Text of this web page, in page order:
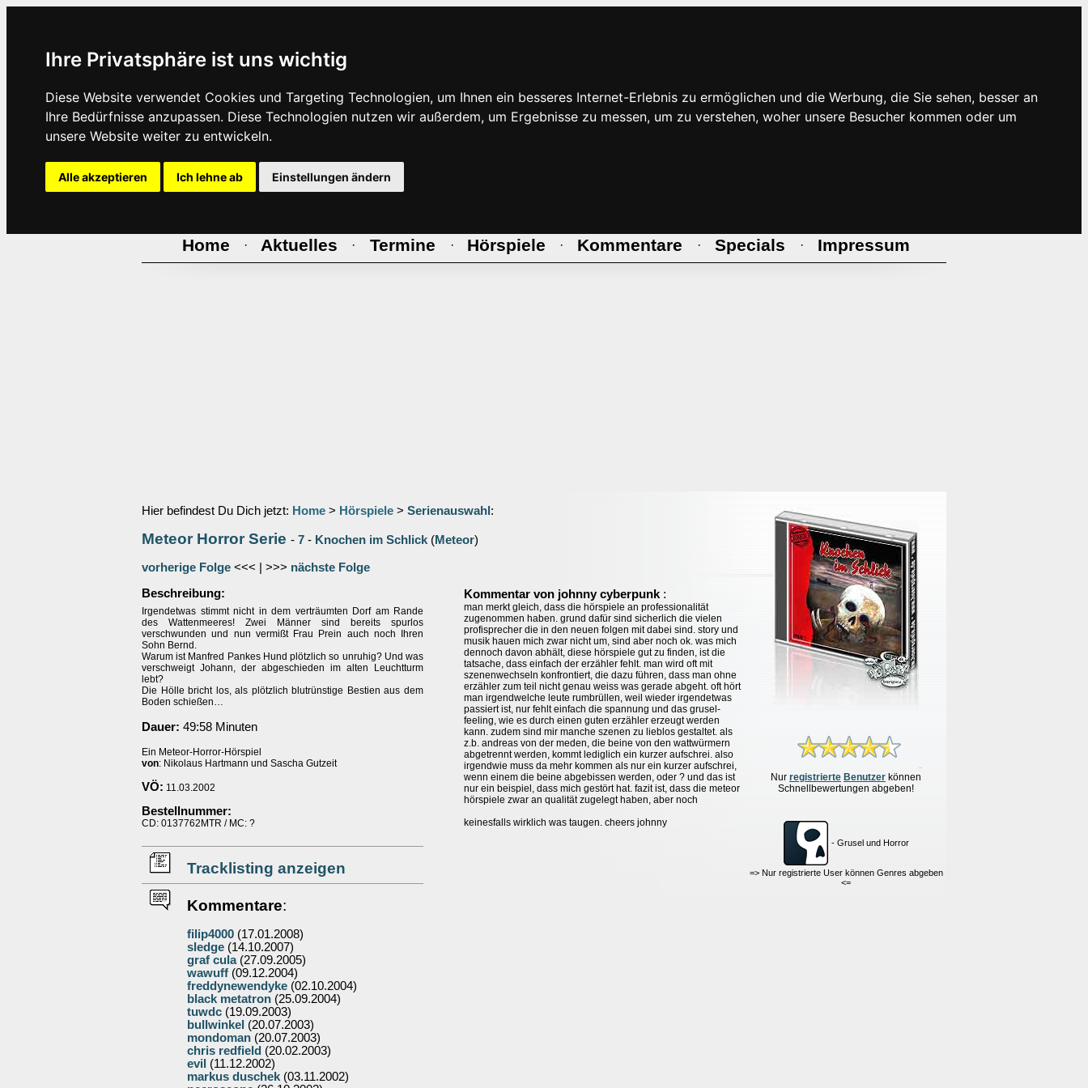
Ihre Privatsphäre ist uns wichtig
Diese Website verwendet Cookies und Targeting Technologien, um Ihnen ein besseres Internet-Erlebnis zu ermöglichen und die Werbung, die Sie sehen, besser an
Ihre Bedürfnisse anzupassen. Diese Technologien nutzen wir außerdem, um Ergebnisse zu messen, um zu verstehen, woher unsere Besucher kommen oder um
unsere Website weiter zu entwickeln.
Alle akzeptieren Ich lehne ab Einstellungen ändern
Home · Aktuelles · Termine · Hörspiele · Kommentare · Specials · Impressum
Hier befindest Du Dich jetzt: Home > Hörspiele > Serienauswahl :
Meteor Horror Serie - 7 - Knochen im Schlick (Meteor)
vorherige Folge <<< | >>> nächste Folge
Nur registrierte Benutzer können
Schnellbewertungen abgeben!
- Grusel und Horror
=> Nur registrierte User können Genres abgeben
<=
Beschreibung:
Irgendetwas stimmt nicht in dem verträumten Dorf am Rande
des Wattenmeeres! Zwei Männer sind bereits spurlos
verschwunden und nun vermißt Frau Prein auch noch Ihren
Sohn Bernd.
Warum ist Manfred Pankes Hund plötzlich so unruhig? Und was
verschweigt Johann, der abgeschieden im alten Leuchtturm
lebt?
Die Hölle bricht los, als plötzlich blutrünstige Bestien aus dem
Boden schießen…
Dauer: 49:58 Minuten
Ein Meteor-Horror-Hörspiel
von: Nikolaus Hartmann und Sascha Gutzeit
VÖ: 11.03.2002
Bestellnummer:
CD: 0137762MTR / MC: ?
Tracklisting anzeigen
Kommentare:
filip4000 (17.01.2008)
sledge (14.10.2007)
graf cula(27.09.2005)
wawuff (09.12.2004)
freddynewendyke (02.10.2004)
black metatron (25.09.2004)
tuwdc (19.09.2003)
bullwinkel (20.07.2003)
mondoman (20.07.2003)
chris redfield (20.02.2003)
evil (11.12.2002)
markus duschek (03.11.2002)
Kommentar von johnny cyberpunk :
man merkt gleich, dass die hörspiele an professionalität
zugenommen haben. grund dafür sind sicherlich die vielen
profisprecher die in den neuen folgen mit dabei sind. story und
musik hauen mich zwar nicht um, sind aber noch ok. was mich
dennoch davon abhält, diese hörspiele gut zu finden, ist die
tatsache, dass einfach der erzähler fehlt. man wird oft mit
szenenwechseln konfrontiert, die dazu führen, dass man ohne
erzähler zum teil nicht genau weiss was gerade abgeht. oft hört
man irgendwelche leute rumbrüllen, weil wieder irgendetwas
passiert ist, nur fehlt einfach die spannung und das grusel-
feeling, wie es durch einen guten erzähler erzeugt werden
kann. zudem sind mir manche szenen zu lieblos gestaltet. als
z.b. andreas von der meden, die beine von den wattwürmern
abgetrennt werden, kommt lediglich ein kurzer aufschrei. also
irgendwie muss da mehr kommen als nur ein kurzer aufschrei,
wenn einem die beine abgebissen werden, oder ? und das ist
nur ein beispiel, dass mich gestört hat. fazit ist, dass die meteor
hörspiele zwar an qualität zugelegt haben, aber noch
keinesfalls wirklich was taugen. cheers johnny